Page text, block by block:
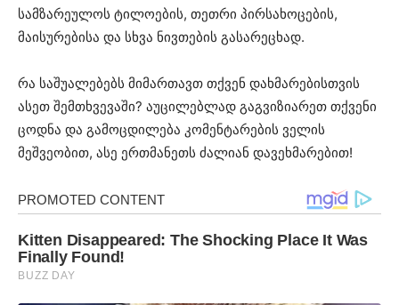
სამზარეულოს ტილოების, თეთრი პირსახოცების,
მაისურებისა და სხვა ნივთების გასარეცხად.
რა საშუალებებს მიმართავთ თქვენ დახმარებისთვის
ასეთ შემთხვევაში? აუცილებლად გაგვიზიარეთ თქვენი
ცოდნა და გამოცდილება კომენტარების ველის
მეშვეობით, ასე ერთმანეთს ძალიან დავეხმარებით!